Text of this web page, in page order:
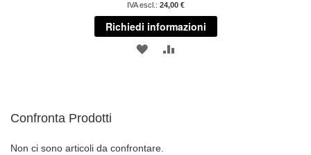
24,00 €
Richiedi informazioni
AGGIUNGI
Confronta Prodotti
Non ci sono articoli da confrontare.